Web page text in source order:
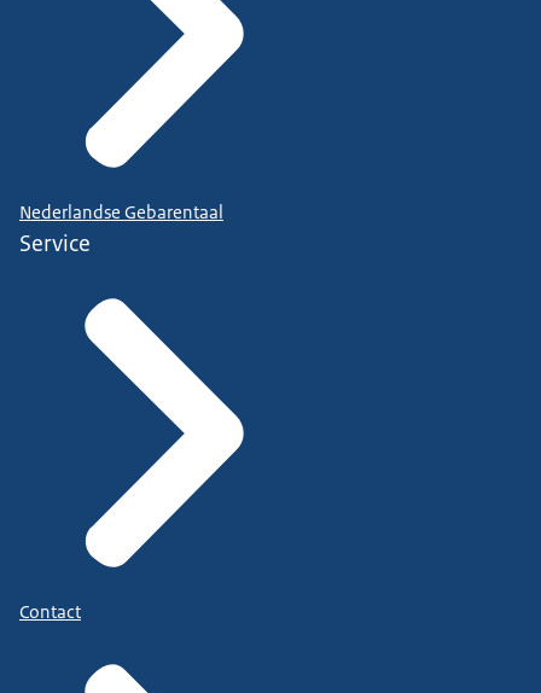
Nederlandse Gebarentaal
Service
Contact